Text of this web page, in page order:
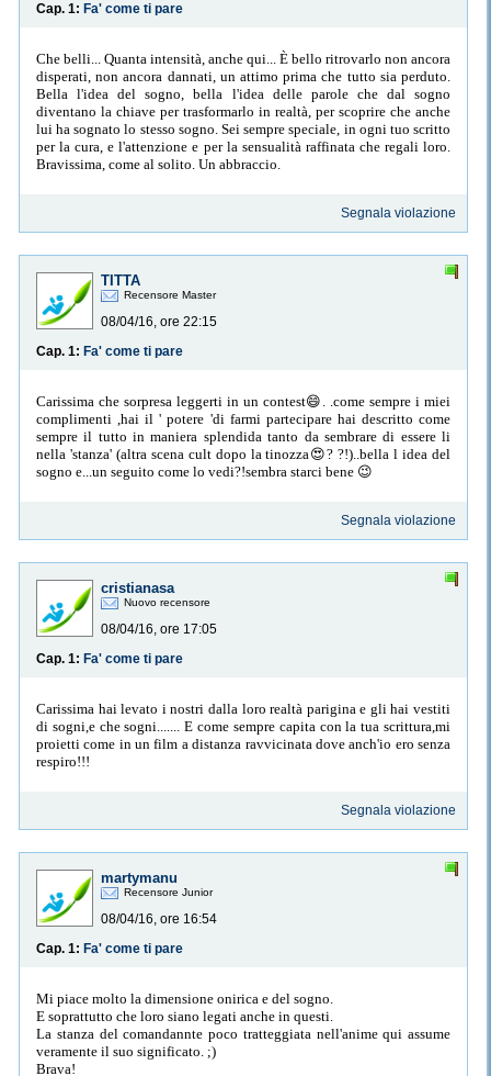
Cap. 1: Fa' come ti pare
Che belli... Quanta intensità, anche qui... È bello ritrovarlo non ancora
disperati, non ancora dannati, un attimo prima che tutto sia perduto.
Bella l'idea del sogno, bella l'idea delle parole che dal sogno
diventano la chiave per trasformarlo in realtà, per scoprire che anche
lui ha sognato lo stesso sogno. Sei sempre speciale, in ogni tuo scritto
per la cura, e l'attenzione e per la sensualità raffinata che regali loro.
Bravissima, come al solito. Un abbraccio.
Segnala violazione
TITTA
Recensore Master
08/04/16, ore 22:15
Cap. 1: Fa' come ti pare
Carissima che sorpresa leggerti in un contest😄. .come sempre i miei
complimenti ,hai il ' potere 'di farmi partecipare hai descritto come
sempre il tutto in maniera splendida tanto da sembrare di essere li
nella 'stanza' (altra scena cult dopo la tinozza😍? ?!)..bella l idea del
sogno e...un seguito come lo vedi?!sembra starci bene 😉
Segnala violazione
cristianasa
Nuovo recensore
08/04/16, ore 17:05
Cap. 1: Fa' come ti pare
Carissima hai levato i nostri dalla loro realtà parigina e gli hai vestiti
di sogni,e che sogni....... E come sempre capita con la tua scrittura,mi
proietti come in un film a distanza ravvicinata dove anch'io ero senza
respiro!!!
Segnala violazione
martymanu
Recensore Junior
08/04/16, ore 16:54
Cap. 1: Fa' come ti pare
Mi piace molto la dimensione onirica e del sogno.
E soprattutto che loro siano legati anche in questi.
La stanza del comandannte poco tratteggiata nell'anime qui assume
veramente il suo significato. ;)
Brava!